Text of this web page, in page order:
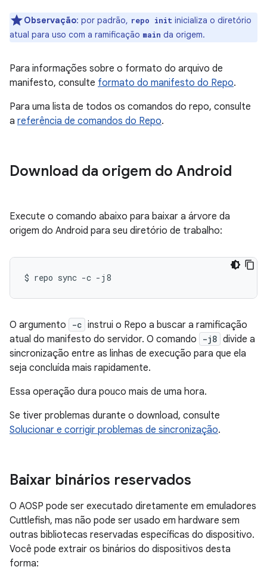
Observação: por padrão, repo init inicializa o diretório
atual para uso com a ramificação main da origem.
Para informações sobre o formato do arquivo de
manifesto, consulte formato do manifesto do Repo.
Para uma lista de todos os comandos do repo, consulte
a referência de comandos do Repo.
Download da origem do Android
Execute o comando abaixo para baixar a árvore da
origem do Android para seu diretório de trabalho:
$ repo sync -c
O argumento -c instrui o Repo a buscar a ramificação
atual do manifesto do servidor. O comando
-j8 divide a
sincronização entre as linhas de execução para que ela
seja concluída mais rapidamente.
Essa operação dura pouco mais de uma hora.
Se tiver problemas durante o download, consulte
Solucionar e corrigir problemas de sincronização.
Baixar binários reservados
O AOSP pode ser executado diretamente em emuladores
Cuttlefish, mas não pode ser usado em hardware sem
outras bibliotecas reservadas específicas do dispositivo.
Você pode extrair os binários do dispositivos desta
forma: